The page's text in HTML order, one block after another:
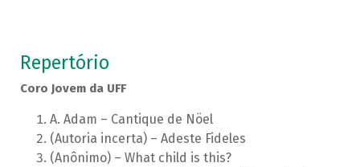
Repertório
Coro Jovem da UFF
A. Adam – Cantique de Nöel
(Autoria incerta) – Adeste Fideles
(Anônimo) – What child is this?